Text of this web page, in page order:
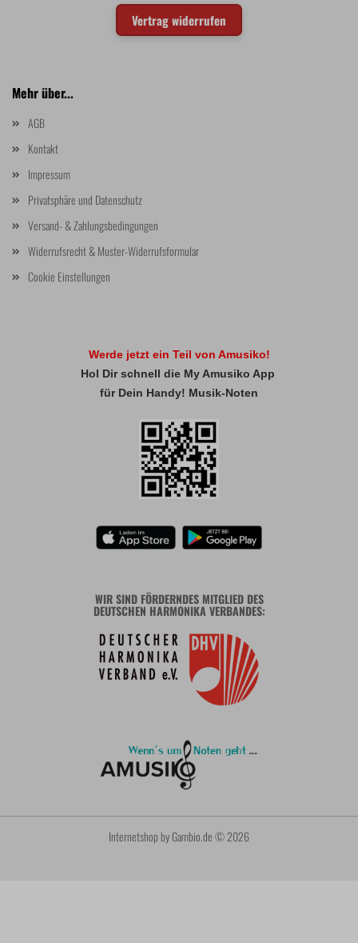
Vertrag widerrufen
Mehr über...
AGB
Kontakt
Impressum
Privatsphäre und Datenschutz
Versand- & Zahlungsbedingungen
Widerrufsrecht & Muster-Widerrufsformular
Cookie Einstellungen
Werde jetzt ein Teil von Amusiko!
Hol Dir schnell die My Amusiko App
für Dein Handy! Musik-Noten
WIR SIND FÖRDERNDES MITGLIED DES
DEUTSCHEN HARMONIKA VERBANDES:
Internetshop by Gambio.de © 2026